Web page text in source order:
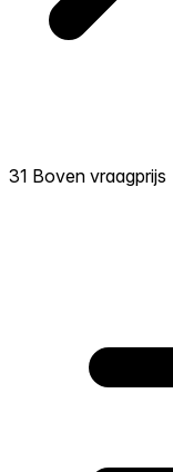
31 Boven vraagprijs